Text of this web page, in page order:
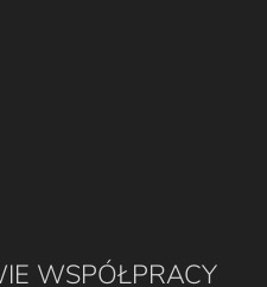
WSPÓŁPRACY